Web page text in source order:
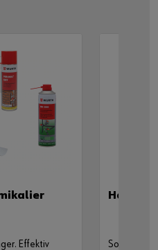
Effektiv
Solid